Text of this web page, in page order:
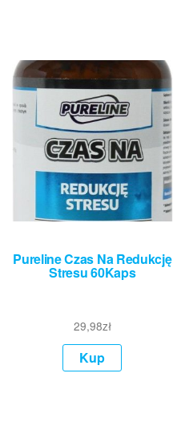
Pureline Czas Na Redukcję
Stresu 60Kaps
29,98zł
Kup